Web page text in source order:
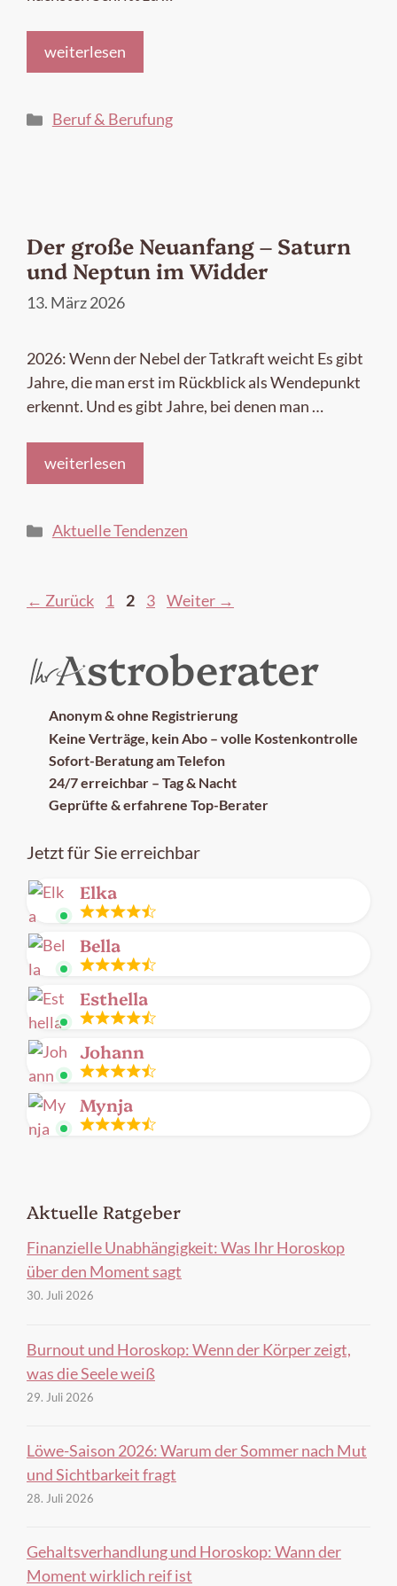
weiterlesen
Kategorien
Beruf & Berufung
Der große Neuanfang – Saturn
und Neptun im Widder
13. März 2026
2026: Wenn der Nebel der Tatkraft weicht Es gibt
Jahre, die man erst im Rückblick als Wendepunkt
erkennt. Und es gibt Jahre, bei denen man …
weiterlesen
Kategorien
Aktuelle Tendenzen
← Zurück Seite
1 Seite
2 Seite
3 Weiter →
Anonym & ohne Registrierung
Keine Verträge, kein Abo – volle Kostenkontrolle
Sofort-Beratung am Telefon
24/7 erreichbar – Tag & Nacht
Geprüfte & erfahrene Top-Berater
Jetzt für Sie erreichbar
Leitung
frei
Elka
Leitung
frei
Bella
Leitung
frei
Esthella
Leitung
frei
Johann
Mynja
Aktuelle Ratgeber
Finanzielle Unabhängigkeit: Was Ihr Horoskop
über den Moment sagt
30. Juli 2026
Burnout und Horoskop: Wenn der Körper zeigt,
was die Seele weiß
29. Juli 2026
Löwe-Saison 2026: Warum der Sommer nach Mut
und Sichtbarkeit fragt
28. Juli 2026
Gehaltsverhandlung und Horoskop: Wann der
Moment wirklich reif ist